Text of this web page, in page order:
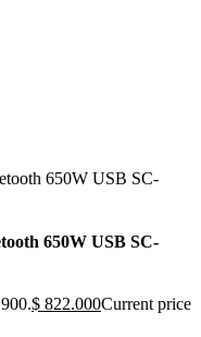
650W USB SC-
$ 822.000Current price